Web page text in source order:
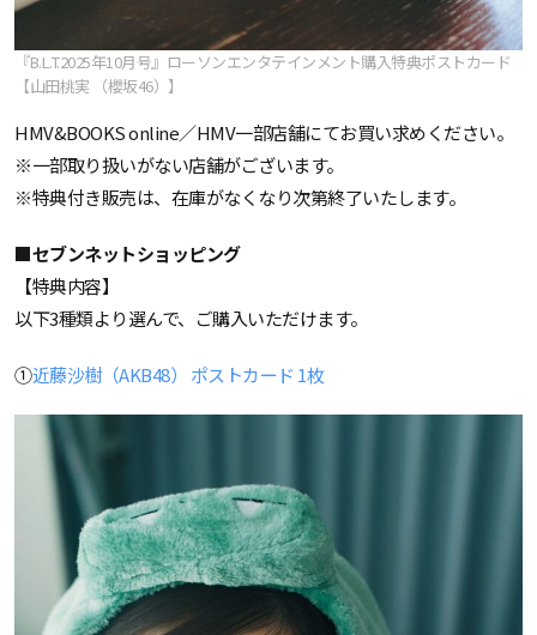
『B.L.T.2025年10月号』ローソンエンタテインメント購入特典ポストカード
【山田桃実 （櫻坂46）】
HMV&BOOKS online／HMV一部店舗にてお買い求めください。
※一部取り扱いがない店舗がございます。
※特典付き販売は、在庫がなくなり次第終了いたします。
■セブンネットショッピング
【特典内容】
以下3種類より選んで、ご購入いただけます。
①近藤沙樹（AKB48） ポストカード 1枚